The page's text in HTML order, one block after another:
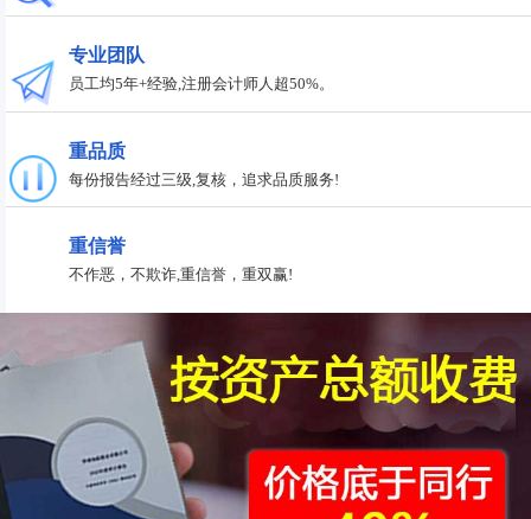
专业团队
员工均5年+经验,注册会计师人超50%。
重品质
每份报告经过三级,复核，追求品质服务!
重信誉
不作恶，不欺诈,重信誉，重双赢!